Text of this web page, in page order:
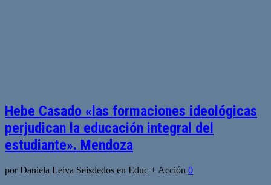
Hebe Casado «las formaciones ideológicas
perjudican la educación integral del
estudiante». Mendoza
por Daniela Leiva Seisdedos en Educ + Acción 0